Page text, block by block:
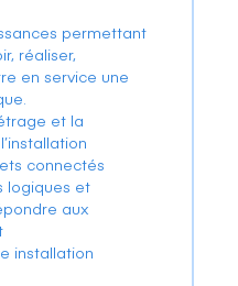
permettant
réaliser,
en service une
et la
connectés
logiques et
aux
installation